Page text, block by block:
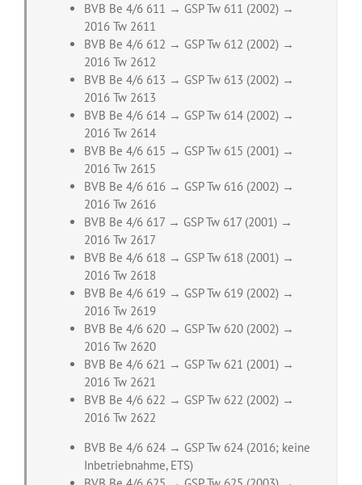
BVB Be 4/6 611 → GSP Tw 611 (2002) →
2016 Tw 2611
BVB Be 4/6 612 → GSP Tw 612 (2002) →
2016 Tw 2612
BVB Be 4/6 613 → GSP Tw 613 (2002) →
2016 Tw 2613
BVB Be 4/6 614 → GSP Tw 614 (2002) →
2016 Tw 2614
BVB Be 4/6 615 → GSP Tw 615 (2001) →
2016 Tw 2615
BVB Be 4/6 616 → GSP Tw 616 (2002) →
2016 Tw 2616
BVB Be 4/6 617 → GSP Tw 617 (2001) →
2016 Tw 2617
BVB Be 4/6 618 → GSP Tw 618 (2001) →
2016 Tw 2618
BVB Be 4/6 619 → GSP Tw 619 (2002) →
2016 Tw 2619
BVB Be 4/6 620 → GSP Tw 620 (2002) →
2016 Tw 2620
BVB Be 4/6 621 → GSP Tw 621 (2001) →
2016 Tw 2621
BVB Be 4/6 622 → GSP Tw 622 (2002) →
2016 Tw 2622
BVB Be 4/6 624 → GSP Tw 624 (2016; keine
Inbetriebnahme, ETS)